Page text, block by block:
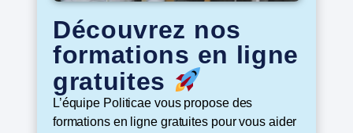
Découvrez nos
formations en ligne
gratuites
L’équipe Politicae vous propose des
formations en ligne gratuites pour vous aider